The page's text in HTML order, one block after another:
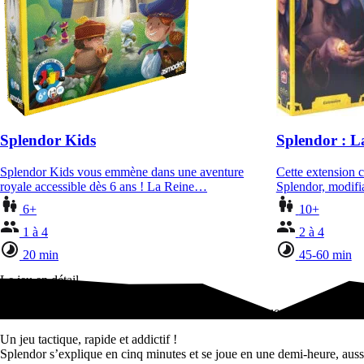
Splendor Kids
Splendor Kids vous emmène dans une aventure
royale accessible dès 6 ans ! La Reine…
6+
1 à 4
20 min
Splendor :
Cette extension
Splendor,
10+
2 à 4
45-60 min
Le jeu en détail
Un jeu tactique, rapide et addictif !Splendor s’explique en cinq
Un jeu tactique, rapide et addictif !
Splendor s’explique en cinq minutes et se joue en une demi-heure,